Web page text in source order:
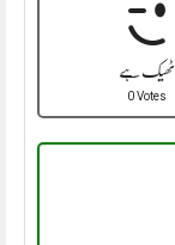
ٹھیک ہے
0 Votes